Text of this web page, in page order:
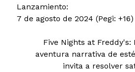
Lanzamiento:
7 de agosto de 2024 (Pegi: +16)
Five Nights at
aventura narrativa de
invita a resolver